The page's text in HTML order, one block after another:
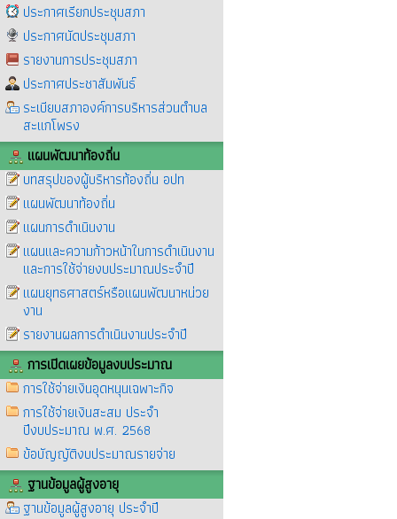
ประกาศเรียกประชุมสภา
ประกาศนัดประชุมสภา
รายงานการประชุมสภา
ประกาศประชาสัมพันธ์
ระเบียบสภาองค์การบริหารส่วนตำบล
สะแกโพรง
แผนพัฒนาท้องถิ่น
บทสรุปของผู้บริหารท้องถิ่น อปท
แผนพัฒนาท้องถิ่น
แผนการดำเนินงาน
แผนและความก้าวหน้าในการดำเนินงาน
และการใช้จ่ายงบประมาณประจำปี
แผนยุทธศาสตร์หรือแผนพัฒนาหน่วย
งาน
รายงานผลการดำเนินงานประจำปี
การเปิดเผยข้อมูลงบประมาณ
การใช้จ่ายเงินอุดหนุนเฉพาะกิจ
การใช้จ่ายเงินสะสม ประจำ
ปีงบประมาณ พ.ศ. 2568
ข้อบัญญัติงบประมาณรายจ่าย
ฐานข้อมูลผู้สูงอายุ
ฐานข้อมูลผู้สูงอายุ ประจำปี